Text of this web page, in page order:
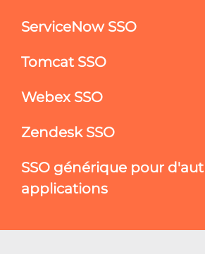
ServiceNow SSO
Tomcat SSO
Webex SSO
Zendesk SSO
SSO générique pour
applications